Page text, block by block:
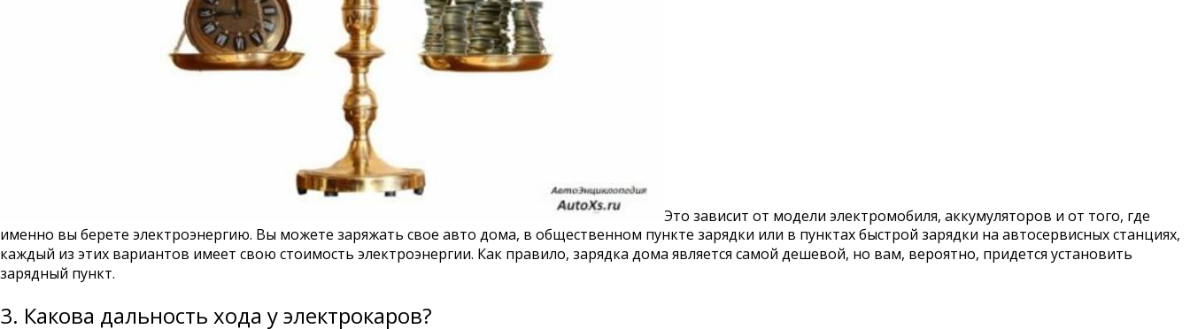
Это зависит от модели электромобиля, аккумуляторов и от того, где
именно вы берете электроэнергию. Вы можете заряжать свое авто дома, в общественном пункте зарядки или в пунктах быстрой зарядки на автосервисных станциях,
каждый из этих вариантов имеет свою стоимость электроэнергии. Как правило, зарядка дома является самой дешевой, но вам, вероятно, придется установить
зарядный пункт.
3. Какова дальность хода у электрокаров?